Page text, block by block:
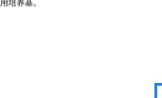
用培养基。